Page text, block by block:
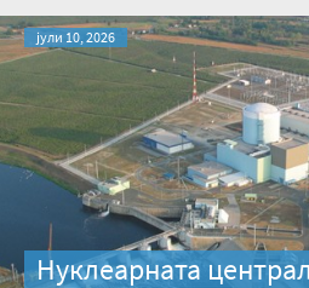
јули 10, 2026
Нуклеарната